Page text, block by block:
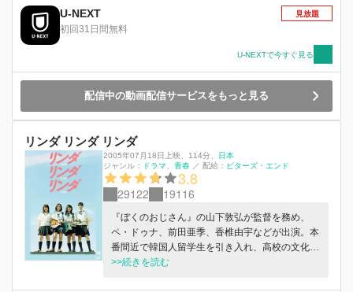
のサックスに胸を打たれ、⼆⼈はバンドを組むこ
とに。そこへ⼤の熱さに感化されドラムを始めた
⽟⽥が加わり、三⼈は“JASS”を結成する。 楽譜
も読めず、ジャズの知識もなかったが、ひたすら
に、全⼒で吹いてきた⼤。幼い頃からジャズに全
てを捧げてきた雪祈。初⼼者の⽟⽥。 トリオの
⽬標は、⽇本最⾼のジャズクラブに出演し、⽇本
のジャズシーンを変えること。 不可能と思われ
U-NEXT
初回31日間無料
見放題
U-NEXTで今すぐ見る
配信中の動画配信サービスをもっと見る
リンダ リンダ リンダ
2005年07月18日上映 114分
日本
ジャンル：
ドラマ 青春 ／ 配給： ビターズ・エンド
3.8
29122 19116
『ぼくのおじさん』の山下敦弘が監督を務め、
ペ・ドゥナ、前田亜季、香椎由宇などが出演。本
番間近で韓国人留学生を引き入れ、高校の文化祭
でTHE BLUE HEARTSを演奏しようと奮闘する
>>続きを読む